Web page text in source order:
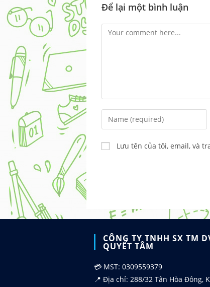
Để lại một bình luận
Comment
Enter
your
name
or
Lưu tên của tôi, email, và
CÔNG TY TNHH SX TM
QUYẾT TÂM
💳 MST: 0309559379
📍 Địa chỉ: 288/32 Tân Hòa Đông,